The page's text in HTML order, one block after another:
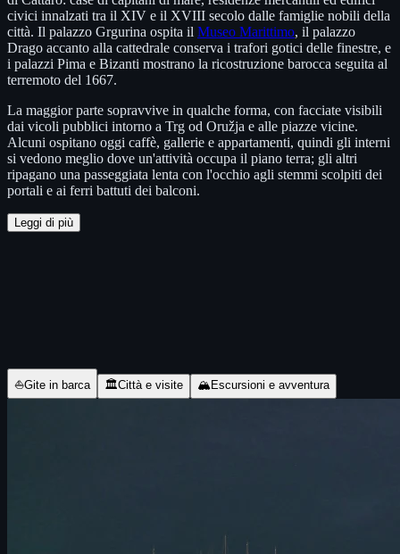
civici innalzati tra il XIV e il XVIII secolo dalle famiglie nobili della
città. Il palazzo Grgurina ospita il Museo Marittimo, il palazzo
Drago accanto alla cattedrale conserva i trafori gotici delle finestre, e
i palazzi Pima e Bizanti mostrano la ricostruzione barocca seguita al
terremoto del 1667.
La maggior parte sopravvive in qualche forma, con facciate visibili
dai vicoli pubblici intorno a Trg od Oružja e alle piazze vicine.
Alcuni ospitano oggi caffè, gallerie e appartamenti, quindi gli interni
si vedono meglio dove un'attività occupa il piano terra; gli altri
ripagano una passeggiata lenta con l'occhio agli stemmi scolpiti dei
portali e ai ferri battuti dei balconi.
Leggi di più
⛵Gite in barca 🏛Città e visite 🏔Escursioni e avventura